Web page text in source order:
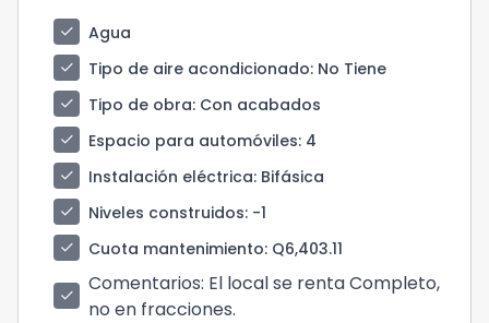
check
Agua
check
Tipo de aire acondicionado: No Tiene
check
Tipo de obra: Con acabados
check
Espacio para automóviles: 4
check
Instalación eléctrica: Bifásica
check
Niveles construidos: -1
check
Cuota mantenimiento: Q6,403.11
check Comentarios: El local se renta Completo,
no en fracciones.